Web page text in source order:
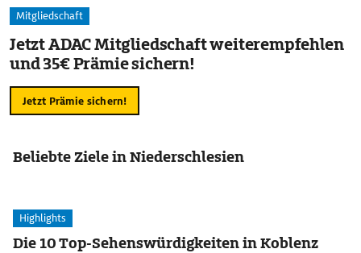
Mitgliedschaft
Jetzt ADAC Mitgliedschaft weiterempfehlen
und 35€ Prämie sichern!
Jetzt Prämie sichern!
Beliebte Ziele in Niederschlesien
Highlights
Die 10 Top-Sehenswürdigkeiten in Koblenz